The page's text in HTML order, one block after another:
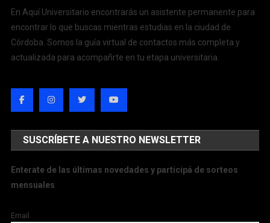
En Aquí Universitario encontrarás un asistente permanente para
encontrar lo que buscas mientras estudias en la ciudad de
Córdoba. Somos la guía virtual de contactos más completa y
actualizada para acompañrte en tu etapa universitaria.
SUSCRÍBETE A NUESTRO NEWSLETTER
Enterate de las últimas novedades y participá de sorteos
mensuales
Email